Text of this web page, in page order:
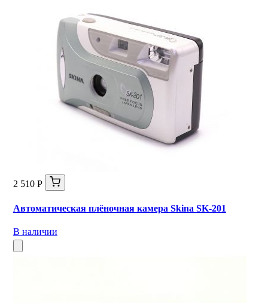
2 510 Р
Автоматическая плёночная камера Skina SK-201
В наличии